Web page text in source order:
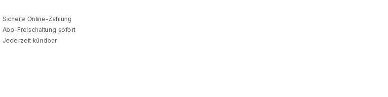
Sichere Online-Zahlung
Abo-Freischaltung sofort
Jederzeit kündbar